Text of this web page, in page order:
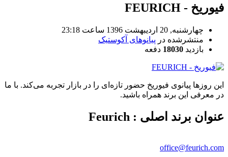
فیوریخ - FEURICH
چهارشنبه, 20 ارديبهشت 1396 ساعت 23:18
منتشرشده در پیانوهای آکوستیک
بازدید 18030 دفعه
این روزها پیانوی فیوریخ حضور تازه‌ای را در بازار تجربه می‌کند. با ما
در معرفی این برند همراه باشید.
عنوان برند اصلی : Feurich
office@feurich.com